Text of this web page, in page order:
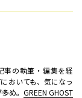
事の執筆・編集を経
おいても、気になっ
め。 GREEN GHOST